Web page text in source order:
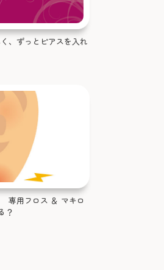
、ずっとピアスを入れ
専用フロス ＆ マキロ
？